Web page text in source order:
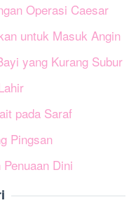
Operasi Caesar
untuk Masuk Angin
yang Kurang Subur
pada Saraf
Pingsan
Dini